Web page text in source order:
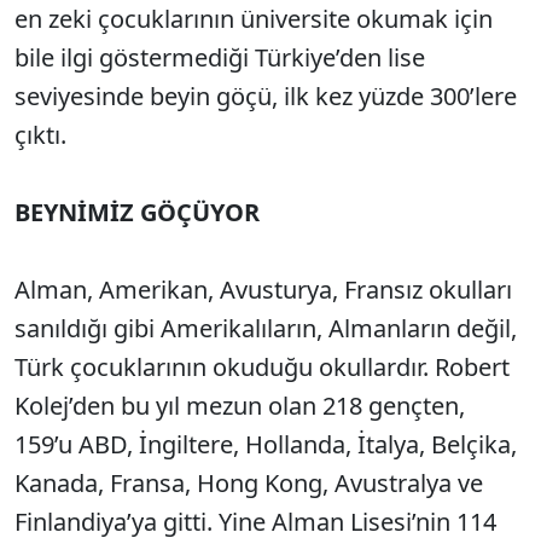
en zeki çocuklarının üniversite okumak için
bile ilgi göstermediği Türkiye’den lise
seviyesinde beyin göçü, ilk kez yüzde 300’lere
çıktı.
BEYNİMİZ GÖÇÜYOR
Alman, Amerikan, Avusturya, Fransız okulları
sanıldığı gibi Amerikalıların, Almanların değil,
Türk çocuklarının okuduğu okullardır. Robert
Kolej’den bu yıl mezun olan 218 gençten,
159’u ABD, İngiltere, Hollanda, İtalya, Belçika,
Kanada, Fransa, Hong Kong, Avustralya ve
Finlandiya’ya gitti. Yine Alman Lisesi’nin 114